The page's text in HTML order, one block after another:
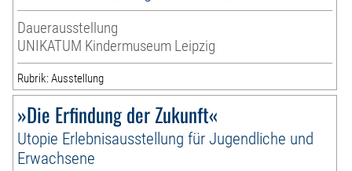
Dauerausstellung
UNIKATUM Kindermuseum Leipzig
Rubrik: Ausstellung
»Die Erfindung der Zukunft«
Utopie Erlebnisausstellung für Jugendliche und
Erwachsene